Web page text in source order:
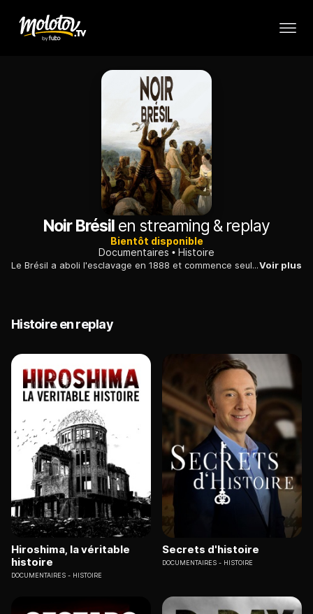
Noir Brésil en streaming & replay
Bientôt disponible
Documentaires
Histoire
Le Brésil a aboli l'esclavage en 1888 et commence seulement aujourd'hui, au XXIe siècle, un travail de mémoire sur cet épisode douloureux de son histoire.Voir plus
Histoire en replay
Hiroshima, la véritable
histoire
DOCUMENTAIRES HISTOIRE
Secrets d'histoire
DOCUMENTAIRES HISTOIRE